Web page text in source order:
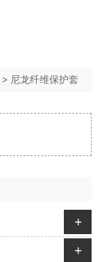
> 尼龙纤维保护套
+
+